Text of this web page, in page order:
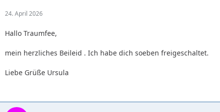
24. April 2026
Hallo Traumfee,
mein herzliches Beileid . Ich habe dich soeben freigeschaltet.
Liebe Grüße Ursula